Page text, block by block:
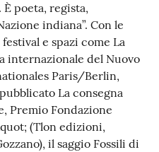
È poeta, regista,
indiana”. Con le
e spazi come La
internazionale del Nuovo
Paris/Berlin,
La consegna
Premio Fondazione
(Tlon edizioni,
il saggio Fossili di